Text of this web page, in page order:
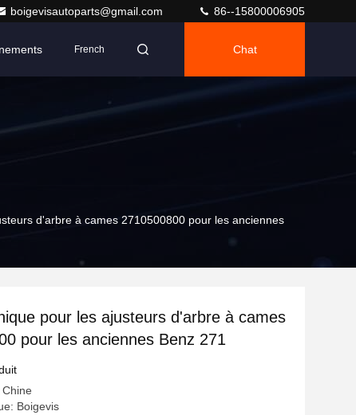
boigevisautoparts@gmail.com 86--15800006905
French Chat
d'arbre à cames 2710500800 pour les anciennes
pour les ajusteurs d'arbre à cames
pour les anciennes Benz 271
Boigevis